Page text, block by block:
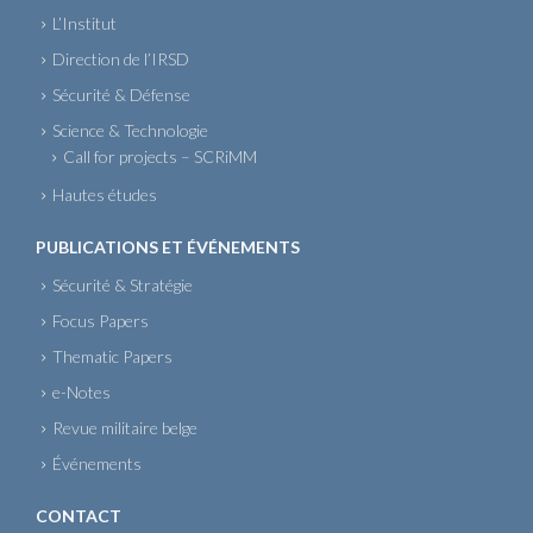
L’Institut
Direction de l’IRSD
Sécurité & Défense
Science & Technologie
Call for projects – SCRiMM
Hautes études
PUBLICATIONS ET ÉVÉNEMENTS
Sécurité & Stratégie
Focus Papers
Thematic Papers
e-Notes
Revue militaire belge
Événements
CONTACT